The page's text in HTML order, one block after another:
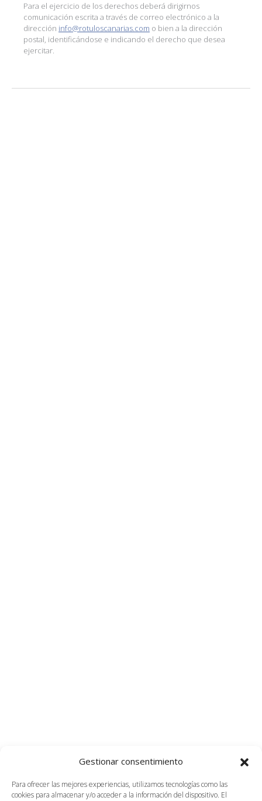
Gestionar consentimiento
Para ofrecer las mejores experiencias, utilizamos tecnologías como las
cookies para almacenar y/o acceder a la información del dispositivo. El
Para el ejercicio de los derechos deberá dirigirnos
comunicación escrita a través de correo electrónico a la
dirección info@rotuloscanarias.com o bien a la dirección
postal, identificándose e indicando el derecho que desea
ejercitar.